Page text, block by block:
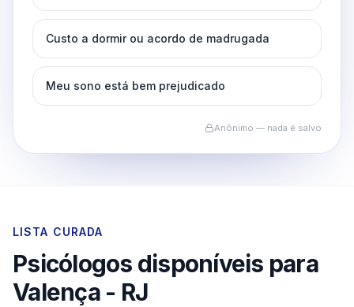
Custo a dormir ou acordo de madrugada
Meu sono está bem prejudicado
Anônimo — nada é salvo
LISTA CURADA
Psicólogos disponíveis para
Valença- RJ